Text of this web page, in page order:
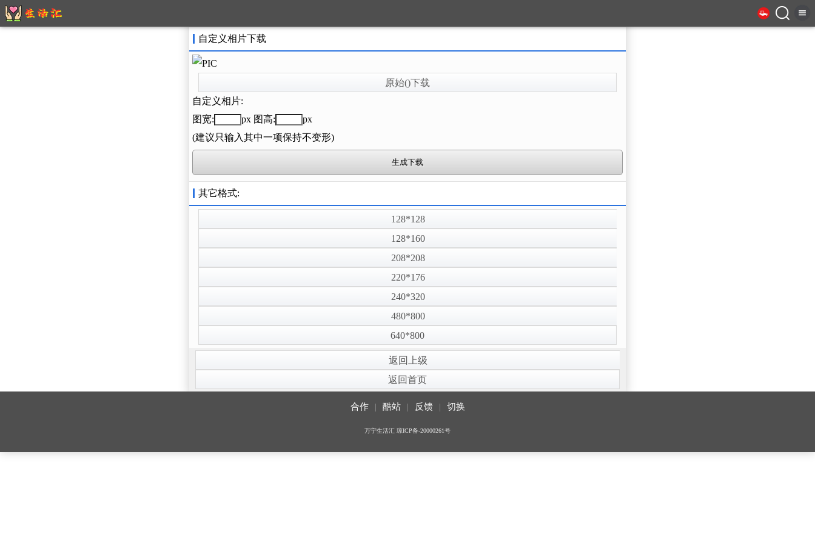
自定义相片下载
原始()下载
自定义相片:
图宽:
px 图高:
px
(建议只输入其中一项保持不变形)
其它格式:
128*128
128*160
208*208
220*176
240*320
480*800
640*800
返回上级
返回首页
合作 | 酷站 | 反馈 | 切换
万宁生活汇 琼ICP备-20000261号